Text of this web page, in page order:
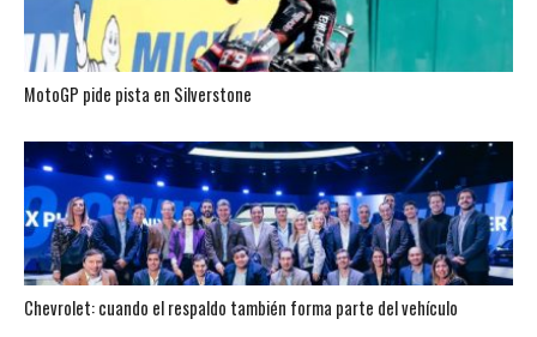
MotoGP pide pista en Silverstone
Chevrolet: cuando el respaldo también forma parte del vehículo